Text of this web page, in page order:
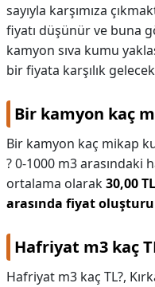
sayıyla karşımıza
fiyatı düşünür ve buna
kamyon sıva kumu
bir fiyata karşılık
Bir kamyon kaç
Bir kamyon kaç mikap
? 0-1000 m3 arasındaki
ortalama olarak30,00
arasında fiyat
Hafriyat m3 kaç
Hafriyat m3 kaç TL?,